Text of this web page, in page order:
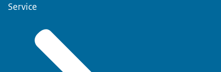
Service